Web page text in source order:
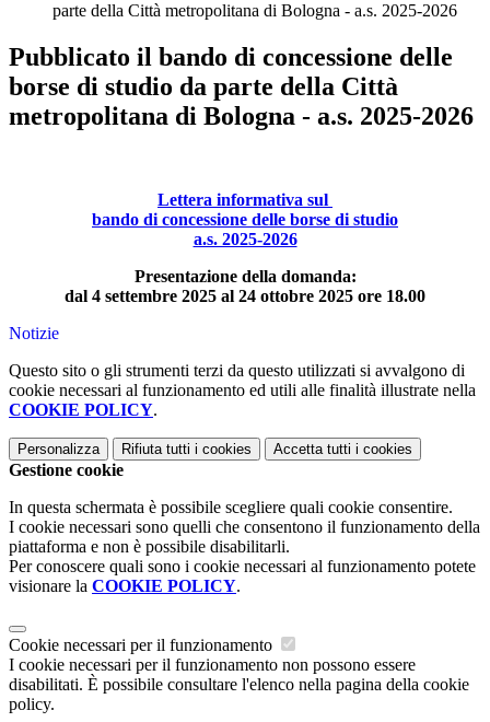
parte della Città metropolitana di Bologna - a.s. 2025-2026
Pubblicato il bando di concessione delle
borse di studio da parte della Città
metropolitana di Bologna - a.s. 2025-2026
Lettera informativa sul
bando di concessione delle borse di studio
a.s. 2025-2026
Presentazione della domanda:
dal 4 settembre 2025 al 24 ottobre 2025 ore 18.00
Notizie
Questo sito o gli strumenti terzi da questo utilizzati si avvalgono di
cookie necessari al funzionamento ed utili alle finalità illustrate nella
COOKIE POLICY.
Personalizza Rifiuta tutti i cookies Accetta tutti i cookies
Gestione cookie
In questa schermata è possibile scegliere quali cookie consentire.
I cookie necessari sono quelli che consentono il funzionamento della
piattaforma e non è possibile disabilitarli.
Per conoscere quali sono i cookie necessari al funzionamento potete
visionare la COOKIE POLICY.
Cookie necessari per il funzionamento
I cookie necessari per il funzionamento non possono essere
disabilitati. È possibile consultare l'elenco nella pagina della cookie
policy.